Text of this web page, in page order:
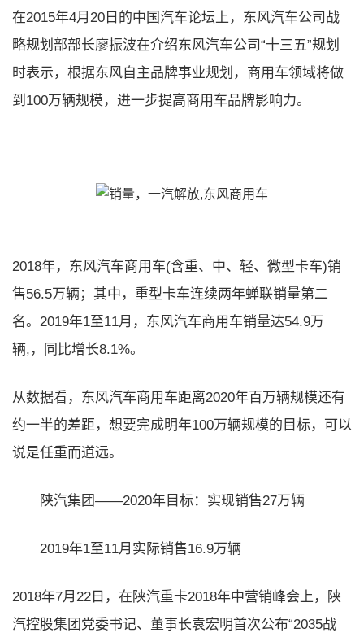
在2015年4月20日的中国汽车论坛上，东风汽车公司战
略规划部部长廖振波在介绍东风汽车公司“十三五”规划
时表示，根据东风自主品牌事业规划，商用车领域将做
到100万辆规模，进一步提高商用车品牌影响力。
2018年，东风汽车商用车(含重、中、轻、微型卡车)销
售56.5万辆；其中，重型卡车连续两年蝉联销量第二
名。2019年1至11月，东风汽车商用车销量达54.9万
辆,，同比增长8.1%。
从数据看，东风汽车商用车距离2020年百万辆规模还有
约一半的差距，想要完成明年100万辆规模的目标，可以
说是任重而道远。
陕汽集团——2020年目标：实现销售27万辆
2019年1至11月实际销售16.9万辆
2018年7月22日，在陕汽重卡2018年中营销峰会上，陕
汽控股集团党委书记、董事长袁宏明首次公布“2035战